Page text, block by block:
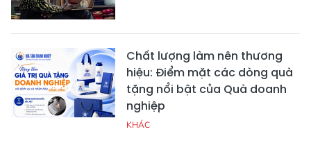
Chất lượng làm nên thương
hiệu: Điểm mặt các dòng quà
tặng nổi bật của Quà doanh
nghiệp
KHÁC